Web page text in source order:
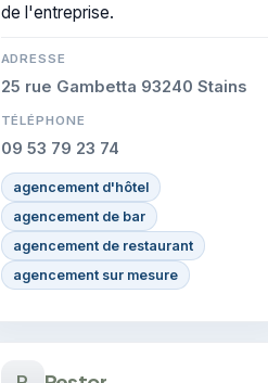
de l'entreprise.
ADRESSE
25 rue Gambetta 93240 Stains
TÉLÉPHONE
09 53 79 23 74
agencement d'hôtel
agencement de bar
agencement de restaurant
agencement sur mesure